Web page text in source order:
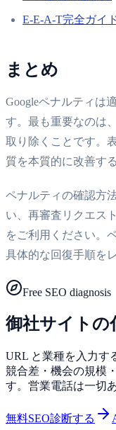
E-E-A-T完全ガイ
まとめ
Googleペナルティは
す。最も重要なのは
取り除くことです。
質を本質的に改善す
ペナルティの確認方
い、再審査リクエス
をご利用ください。
具体的な回復手順を
Free SEO diagnosis
御社サイトの
URL と業種を入力す
競合差・機会の規模
す。営業電話は一切
無料SEO診断する